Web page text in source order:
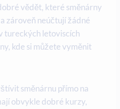
vědět, které směnárny
zároveň neúčtují žádné
tureckých letoviscích
kde si můžete vyměnit
směnárnu přímo na
obvykle dobré kurzy,